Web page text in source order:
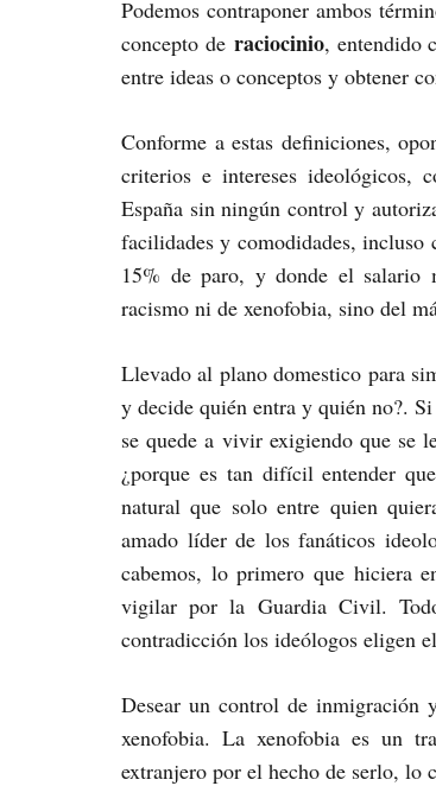
Podemos contraponer ambos
concepto de raciocinio, entendido
entre ideas o conceptos y obtener
Conforme a estas definiciones,
criterios e intereses ideológicos,
España sin ningún control y
facilidades y comodidades, incluso
15% de paro, y donde el salario
racismo ni de xenofobia, sino del
Llevado al plano domestico para
y decide quién entra y quién no?.
se quede a vivir exigiendo que se
¿porque es tan difícil entender
natural que solo entre quien
amado líder de los fanáticos
cabemos, lo primero que hiciera
vigilar por la Guardia Civil.
contradicción los ideólogos eligen
Desear un control de inmigración
xenofobia. La xenofobia es un
extranjero por el hecho de serlo, lo